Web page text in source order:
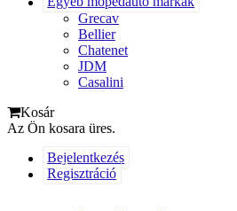
Grecav
Bellier
Chatenet
JDM
Casalini
Kosár
Az Ön kosara üres.
Bejelentkezés
Regisztráció